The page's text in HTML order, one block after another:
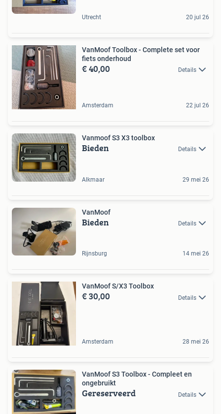
Utrecht 20 jul 26
VanMoof Toolbox - Complete set voor
fiets onderhoud
€ 40,00 Details
Amsterdam 22 jul 26
Vanmoof S3 X3 toolbox
Bieden Details
Alkmaar 29 mei 26
VanMoof
Bieden Details
Rijnsburg 14 mei 26
VanMoof S/X3 Toolbox
€ 30,00 Details
Amsterdam 28 mei 26
VanMoof S3 Toolbox - Compleet en
ongebruikt
Gereserveerd Details